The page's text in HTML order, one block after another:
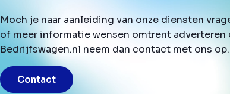
Moch je naar aanleiding van onze diensten
of meer informatie wensen omtrent adverteren
Bedrijfswagen.nl neem dan contact met ons op.
Contact